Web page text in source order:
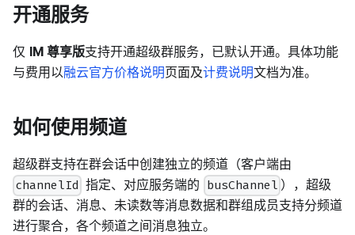
开通服务
仅 IM 尊享版支持开通超级群服务，已默认开通。具体功能
与费用以融云官方价格说明页面及计费说明文档为准。
如何使用频道
超级群支持在群会话中创建独立的频道（客户端由
channelId 指定、对应服务端的 busChannel ），超级
群的会话、消息、未读数等消息数据和群组成员支持分频道
进行聚合，各个频道之间消息独立。